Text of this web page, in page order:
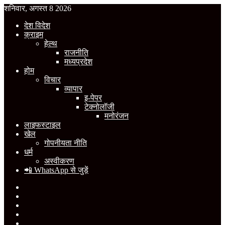
शनिवार, अगस्त 8 2026
देश विदेश
क्राइम
हेल्थ
राजनीति
मध्यप्रदेश
होम
विचार
व्यापार
इ-पेपर
टेक्नोलॉजी
मनोरंजन
लाइफस्टाइल
खेल
गोपनीयता नीति
धर्म
अस्वीकरण
📲 WhatsApp से जुड़ें